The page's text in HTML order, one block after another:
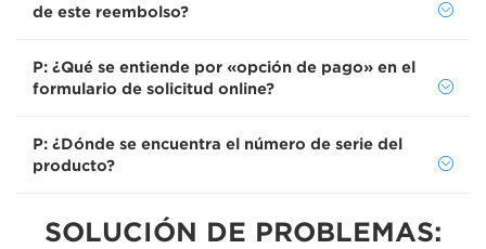
de este reembolso?
P: ¿Qué se entiende por «opción de pago» en el
formulario de solicitud online?
P: ¿Dónde se encuentra el número de serie del
producto?
SOLUCIÓN DE PROBLEMAS: